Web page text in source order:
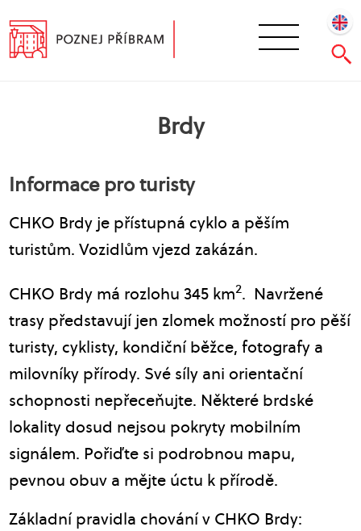
Brdy
Informace pro turisty
CHKO Brdy je přístupná cyklo a pěším
turistům. Vozidlům vjezd zakázán.
CHKO Brdy má rozlohu 345 km2. Navržené
trasy představují jen zlomek možností pro pěší
turisty, cyklisty, kondiční běžce, fotografy a
milovníky přírody. Své síly ani orientační
schopnosti nepřeceňujte. Některé brdské
lokality dosud nejsou pokryty mobilním
signálem. Pořiďte si podrobnou mapu,
pevnou obuv a mějte úctu k přírodě.
Základní pravidla chování v CHKO Brdy: